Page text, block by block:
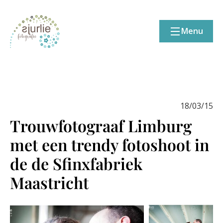
Menu
18/03/15
Trouwfotograaf Limburg
met een trendy fotoshoot in
de de Sfinxfabriek
Maastricht